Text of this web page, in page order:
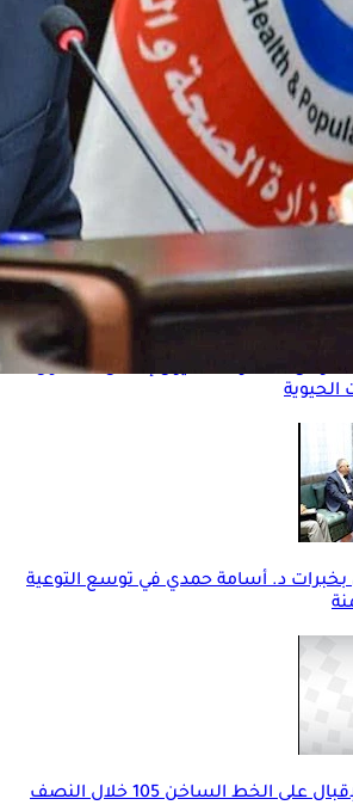
التابعة لوزارة الصحة
الدكتور حسام عبدالغفار، أن أي
تمريض خاصة دون اعتماد الوزارة تُعد
الوزارة تتخذ الإجراءات القانونية اللازمة
الطلاب وأولياء الأمور من التضليل.
وزير الصحة يدق ناقوس الخطر: 50 مليون إنسان مهددون
د. أسامة حمدي في توسع التوعية
الصحة: ارتفاع الإقبال على الخط الساخن 105 خلال النصف